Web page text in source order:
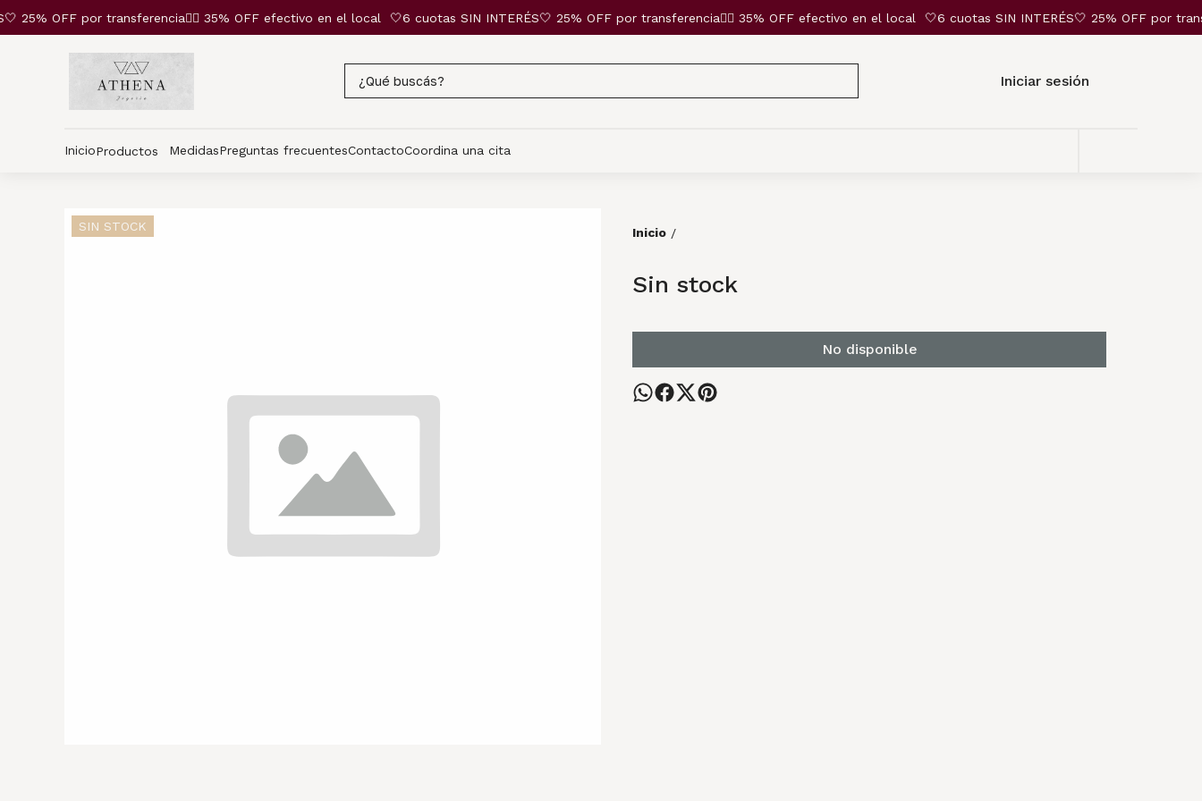
25% OFF por transferencia❤️‍🔥 35% OFF efectivo en el local 🤍6 cuotas SIN INTERÉS🤍 25% OFF por transferencia❤️‍🔥 35% OFF efectivo en el local 🤍6 cuotas SIN INTERÉS🤍 25% OFF por
Iniciar sesión
InicioProductos MedidasPreguntas frecuentesContactoCoordina una cita
SIN STOCK Inicio /
Sin stock
No disponible